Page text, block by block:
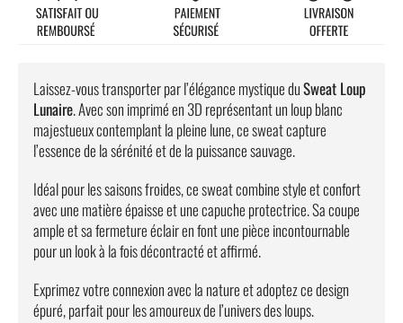
Laissez-vous transporter par l’élégance mystique duSweat Loup
Lunaire. Avec son imprimé en 3D représentant un loup blanc
majestueux contemplant la pleine lune, ce sweat capture
l’essence de la sérénité et de la puissance sauvage.
Idéal pour les saisons froides, ce sweat combine style et confort
avec une matière épaisse et une capuche protectrice. Sa coupe
ample et sa fermeture éclair en font une pièce incontournable
pour un look à la fois décontracté et affirmé.
Exprimez votre connexion avec la nature et adoptez ce design
épuré, parfait pour les amoureux de l’univers des loups.